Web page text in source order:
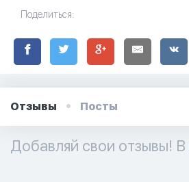
Поделиться:
Отзывы Посты
Добавляй свои отзывы! В